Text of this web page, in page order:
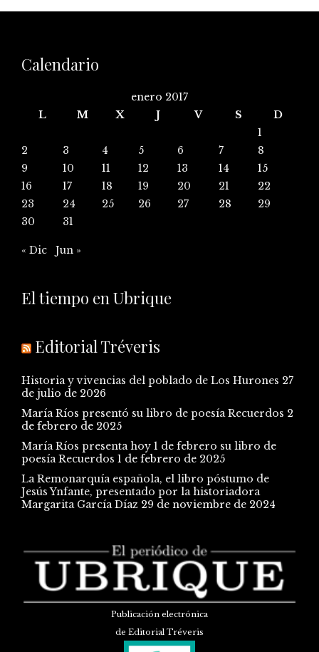
Calendario
enero 2017
L
M X J V S
D
1
2
3 4 5 6 7
8
9
10 11 12 13 14
15
16
17 18 19 20 21
22
23
24 25 26 27 28
29
30
31
« Dic Jun »
El tiempo en Ubrique
Editorial Tréveris
Historia y vivencias del poblado de Los Hurones 27
de julio de 2026
María Ríos presentó su libro de poesía Recuerdos 2
de febrero de 2025
María Ríos presenta hoy 1 de febrero su libro de
poesía Recuerdos 1 de febrero de 2025
La Remonarquía española, el libro póstumo de
Jesús Ynfante, presentado por la historiadora
Margarita García Díaz 29 de noviembre de 2024
Publicación electrónica
de Editorial Tréveris